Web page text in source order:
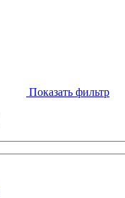
Показать фильтр